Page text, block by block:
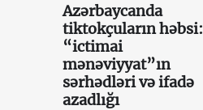
Azərbaycanda
tiktokçuların həbsi:
“ictimai
mənəviyyat”ın
sərhədləri və ifadə
azadlığı